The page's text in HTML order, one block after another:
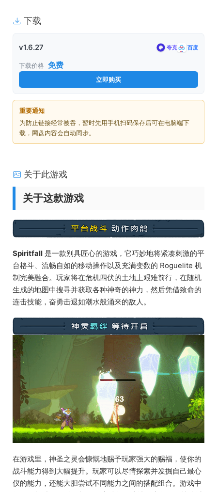
下载
v1.6.27 夸克 百度
下载价格 免费
立即购买
重要通知
为防止链接经常被吞，暂时先用手机扫码保存后可在电脑端下
载，网盘内容会自动同步。
关于此游戏
关于这款游戏
Spiritfall 是一款别具匠心的游戏，它巧妙地将紧凑刺激的平
台格斗、流畅自如的移动操作以及充满变数的 Roguelite 机
制完美融合。玩家将在危机四伏的土地上艰难前行，在随机
生成的地图中搜寻并获取各种神奇的神力，然后凭借致命的
连击技能，奋勇击退如潮水般涌来的敌人。
在游戏里，神圣之灵会慷慨地赐予玩家强大的赐福，使你的
战斗能力得到大幅提升。玩家可以尽情探索并发掘自己最心
仪的能力，还能大胆尝试不同能力之间的搭配组合。游戏中